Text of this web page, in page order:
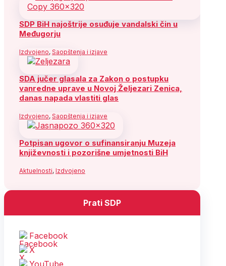
SDP BiH najoštrije osuđuje vandalski čin u
Međugorju
Izdvojeno, Saopštenja i izjave
SDA jučer glasala za Zakon o postupku
vanredne uprave u Novoj Željezari Zenica,
danas napada vlastiti glas
Izdvojeno, Saopštenja i izjave
Potpisan ugovor o sufinansiranju Muzeja
književnosti i pozorišne umjetnosti BiH
Aktuelnosti, Izdvojeno
Prati SDP
Facebook
X
YouTube